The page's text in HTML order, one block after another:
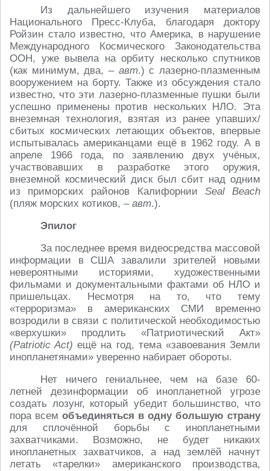
Из дальнейшего изучения материалов
Национального Пресс-Клуба, благодаря доктору
Ройзин стало известно, что Америка, в нарушение
Международного Космического Законодательства
ООН, уже вывела на орбиту несколько спутников
(как минимум, два, – авт.) с лазерно-плазменным
вооружением на борту. Также из обсуждения стало
известно, что эти лазерно-плазменные пушки были
успешно применены против нескольких НЛО. Эта
внеземная технология, взятая из ранее упавших/
сбитых космических летающих объектов, впервые
испытывалась американцами ещё в 1962 году. А в
апреле 1966 года, по заявлению двух учёных,
участвовавших в разработке этого оружия,
внеземной космический диск был сбит над одним
из приморских районов Калифорнии Seal Beach
(пляж морских котиков, – авт.).
Эпилог
За последнее время видеосредства массовой
информации в США завалили зрителей новыми
невероятными историями, художественными
фильмами и документальными фактами об НЛО и
пришельцах. Несмотря на то, что тему
«терроризма» в американских СМИ временно
возродили в связи с политической необходимостью
«верхушки» продлить «Патриотический Акт»
(Patriotic Act) ещё на год, тема «завоевания Земли
инопланетянами» уверенно набирает обороты.
Нет ничего гениальнее, чем на базе 60-
летней дезинформации об инопланетной угрозе
создать лозунг, который убедит большинство, что
пора всем объединяться в одну большую страну
для сплочённой борьбы с инопланетными
захватчиками. Возможно, не будет никаких
инопланетных захватчиков, а над землёй начнут
летать «тарелки» американского производства,